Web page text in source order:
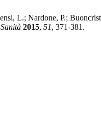
L.; Nardone, P.;
2015, 51, 371-381.